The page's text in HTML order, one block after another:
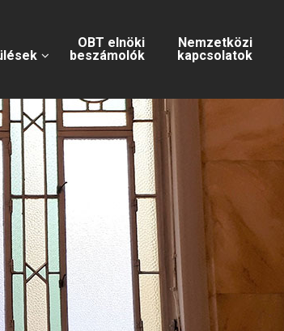
OBT elnöki
beszámolók
Nemzetközi
kapcsolatok